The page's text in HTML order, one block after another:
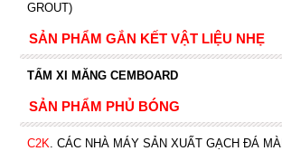
GROUT)
SẢN PHẨM GẮN KẾT VẬT LIỆU NHẸ
TẤM XI MĂNG CEMBOARD
SẢN PHẨM PHỦ BÓNG
C2K. CÁC NHÀ MÁY SẢN XUẤT GẠCH ĐÁ MÀI